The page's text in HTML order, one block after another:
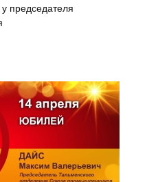
председателя